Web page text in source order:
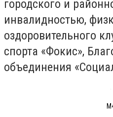
городского и
инвалидностью,
оздоровительного
спорта «Фокис»,
объединения